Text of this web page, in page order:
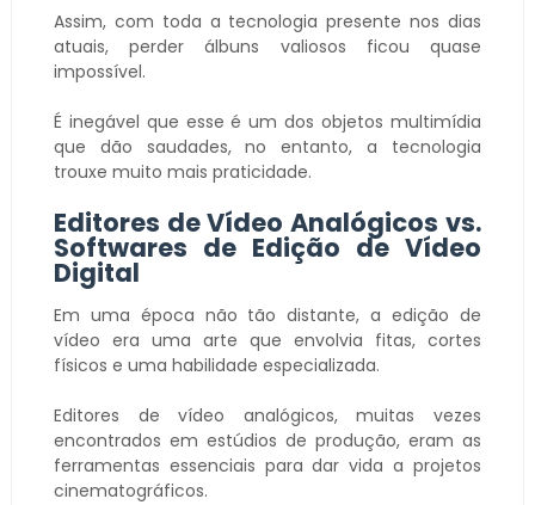
Assim, com toda a tecnologia presente nos dias
atuais, perder álbuns valiosos ficou quase
impossível.
É inegável que esse é um dos objetos multimídia
que dão saudades, no entanto, a tecnologia
trouxe muito mais praticidade.
Editores de Vídeo Analógicos vs.
Softwares de Edição de Vídeo
Digital
Em uma época não tão distante, a edição de
vídeo era uma arte que envolvia fitas, cortes
físicos e uma habilidade especializada.
Editores de vídeo analógicos, muitas vezes
encontrados em estúdios de produção, eram as
ferramentas essenciais para dar vida a projetos
cinematográficos.